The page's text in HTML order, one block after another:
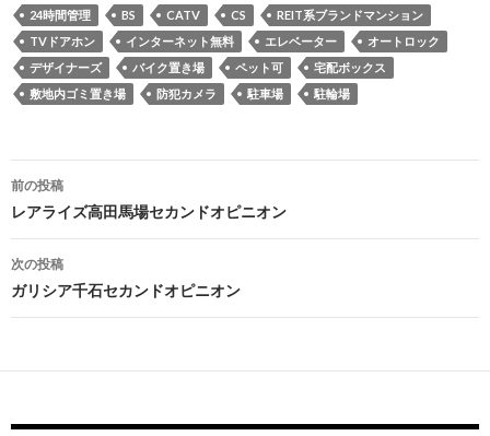
24時間管理 BS CATV CS
REIT系ブランドマンション
TVドアホン
インターネット無料 エレベーター
オートロック
デザイナーズ
バイク置き場 ペット可
宅配ボックス
敷地内ゴミ置き場
防犯カメラ 駐車場 駐輪場
投
稿
ナ
ビ
ゲ
ー
前の投稿
レアライズ高田馬場セカンドオピニオン
次の投稿
ガリシア千石セカンドオピニオン